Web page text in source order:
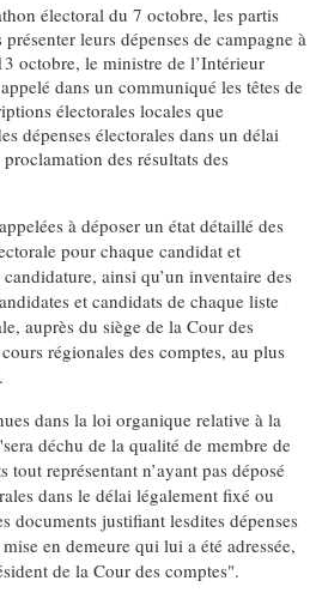
électoral du 7 octobre, les partis
leurs dépenses de campagne à
octobre, le ministre de l’Intérieur
dans un communiqué les têtes de
électorales locales que
dépenses électorales dans un délai
des résultats des
à déposer un état détaillé des
pour chaque candidat et
ainsi qu’un inventaire des
et candidats de chaque liste
auprès du siège de la Cour des
régionales des comptes, au plus
dans la loi organique relative à la
déchu de la qualité de membre de
tout représentant n’ayant pas déposé
dans le délai légalement fixé ou
documents justifiant lesdites dépenses
en demeure qui lui a été adressée,
de la Cour des comptes".